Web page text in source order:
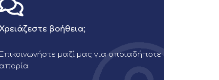
Χρειάζεστε βοήθεια;
Επικοινωνήστε μαζί μας για οποιαδήποτε
απορία